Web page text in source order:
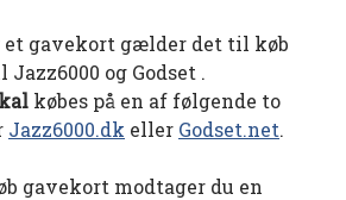
et gavekort gælder det til køb
og Godset .
købes på en af følgende to
Jazz6000.dk eller Godset.net.
gavekort modtager du en